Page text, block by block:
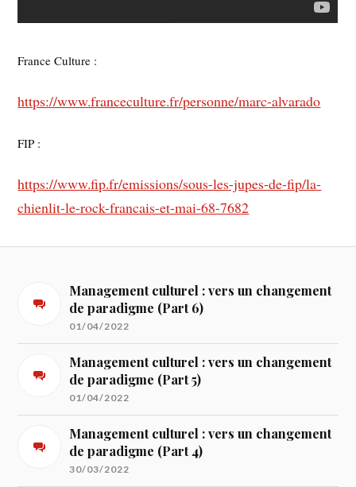
France Culture :
https://www.franceculture.fr/personne/marc-alvarado
FIP :
https://www.fip.fr/emissions/sous-les-jupes-de-fip/la-
chienlit-le-rock-francais-et-mai-68-7682
Management culturel : vers un changement
de paradigme (Part 6)
01/04/2022
Management culturel : vers un changement
de paradigme (Part 5)
01/04/2022
Management culturel : vers un changement
de paradigme (Part 4)
30/03/2022